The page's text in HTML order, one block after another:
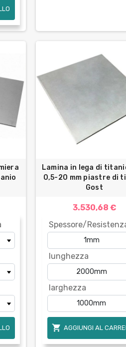
Lamina in lega di
0,5-20 mm piastre di
Gost
3.530,68 €
Spessore/
lunghezza
larghezza
 AGGIUNGI AL